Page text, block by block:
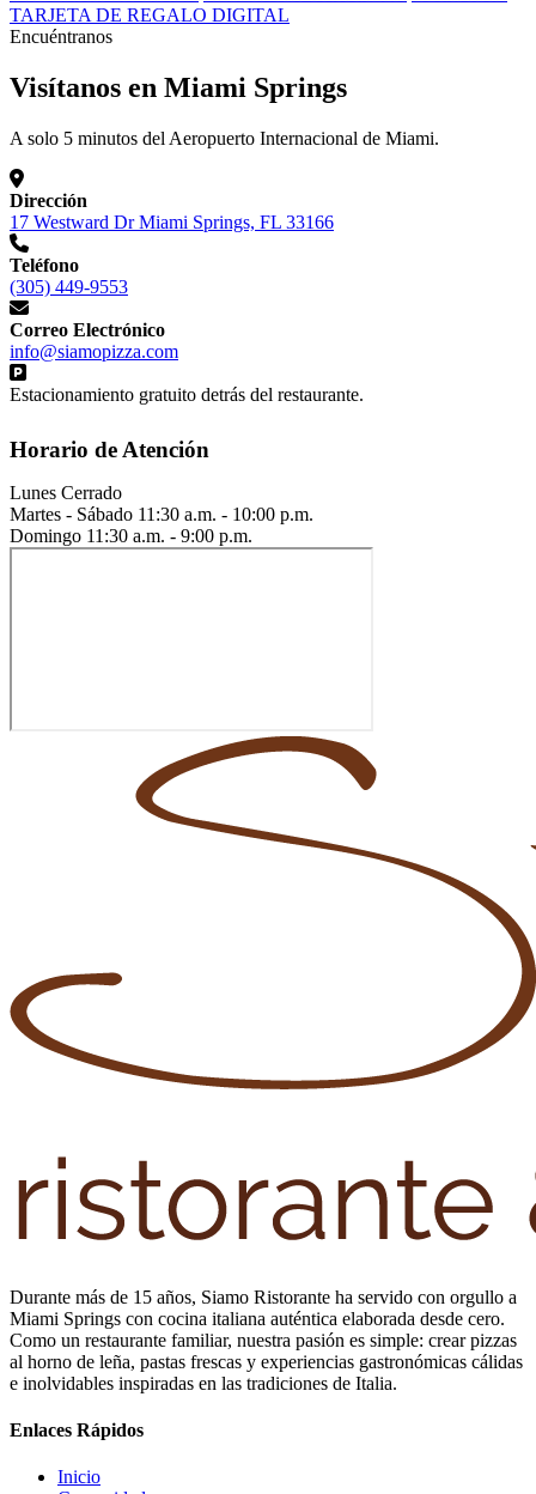
TARJETA DE REGALO DIGITAL
Encuéntranos
Visítanos en Miami Springs
A solo 5 minutos del Aeropuerto Internacional de Miami.
Dirección
17 Westward Dr Miami Springs, FL 33166
Teléfono
(305) 449-9553
Correo Electrónico
info@siamopizza.com
Estacionamiento gratuito detrás del restaurante.
Horario de Atención
Lunes Cerrado
Martes - Sábado 11:30 a.m. - 10:00 p.m.
Domingo 11:30 a.m. - 9:00 p.m.
Durante más de 15 años, Siamo Ristorante ha servido con orgullo a
Miami Springs con cocina italiana auténtica elaborada desde cero.
Como un restaurante familiar, nuestra pasión es simple: crear pizzas
al horno de leña, pastas frescas y experiencias gastronómicas cálidas
e inolvidables inspiradas en las tradiciones de Italia.
Enlaces Rápidos
Inicio